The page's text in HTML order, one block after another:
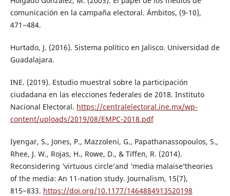
comunicación en la campaña electoral. Ámbitos, (9-10),
471−484.
Hurtado, J. (2016). Sistema político en Jalisco. Universidad de
Guadalajara.
INE. (2019). Estudio muestral sobre la participación
ciudadana en las elecciones federales de 2018. Instituto
Nacional Electoral. https://centralelectoral.ine.mx/wp-
content/uploads/2019/08/EMPC-2018.pdf
Iyengar, S., Jones, P., Mazzoleni, G., Papathanassopoulos, S.,
Rhee, J. W., Rojas, H., Rowe, D., & Tiffen, R. (2014).
Reconsidering ‘virtuous circle’and ‘media malaise’theories
of the media: An 11-nation study. Journalism, 15(7),
815−833. https://doi.org/10.1177/1464884913520198